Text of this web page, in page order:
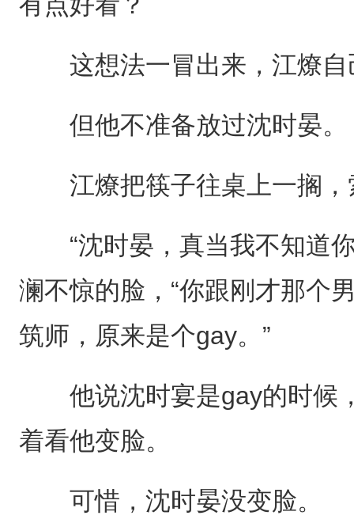
这想法一冒出来，江燎自
但他不准备放过沈时晏。
江燎把筷子往桌上一搁，
“沈时晏，真当我不知道你
澜不惊的脸，“你跟刚才那个
筑师，原来是个gay。”
他说沈时宴是gay的时候
着看他变脸。
可惜，沈时晏没变脸。